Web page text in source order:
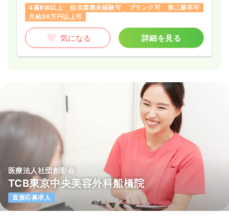
4週8休以上 担当業務未経験可 ブランク可
第二新卒可
月給36万円以上可
気になる 詳細を見る
医療法人社団創彩会
TCB東京中央美容外科船橋院
直接応募求人